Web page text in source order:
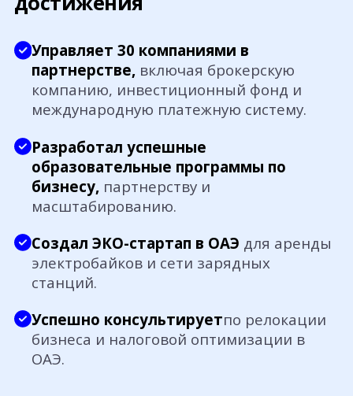
Управляет 30 компаниями в
партнерстве, включая брокерскую
компанию, инвестиционный фонд и
международную платежную систему.
Разработал успешные
образовательные программы по
бизнесу,партнерству и
масштабированию.
Создал ЭКО-стартап в ОАЭ для аренды
электробайков и сети зарядных
станций.
Успешно консультируетпо релокации
бизнеса и налоговой оптимизации в
ОАЭ.